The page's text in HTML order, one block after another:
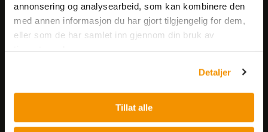
annonsering og analysearbeid, som kan kombinere den
med annen informasjon du har gjort tilgjengelig for dem,
eller som de har samlet inn gjennom din bruk av
Detaljer
Tillat alle
Nils Hansens vei 8